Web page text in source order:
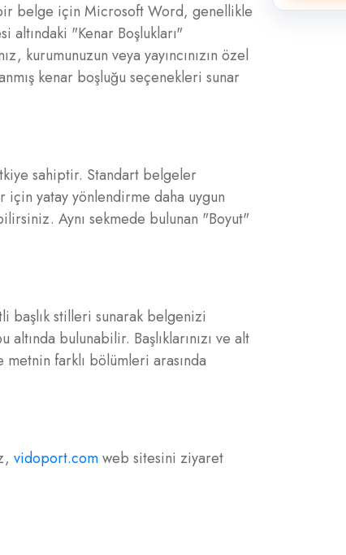
belge için Microsoft Word, genellikle
altındaki "Kenar Boşlukları"
kurumunuzun veya yayıncınızın özel
kenar boşluğu seçenekleri sunar
sahiptir. Standart belgeler
yatay yönlendirme daha uygun
Aynı sekmede bulunan "Boyut"
başlık stilleri sunarak belgenizi
bulunabilir. Başlıklarınızı ve alt
metnin farklı bölümleri arasında
vidoport.comweb sitesini ziyaret